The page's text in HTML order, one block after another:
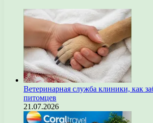
Ветеринарная служба клиники, как
питомцев
21.07.2026